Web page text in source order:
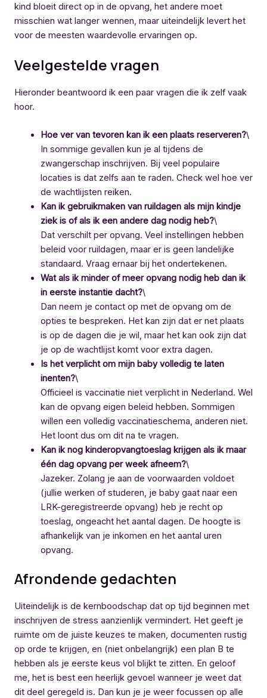
kind bloeit direct op in de opvang, het andere moet
misschien wat langer wennen, maar uiteindelijk levert het
voor de meesten waardevolle ervaringen op.
Veelgestelde vragen
Hieronder beantwoord ik een paar vragen die ik zelf vaak
hoor.
Hoe ver van tevoren kan ik een plaats reserveren?\
In sommige gevallen kun je al tijdens de
zwangerschap inschrijven. Bij veel populaire
locaties is dat zelfs aan te raden. Check wel hoe ver
de wachtlijsten reiken.
Kan ik gebruikmaken van ruildagen als mijn kindje
ziek is of als ik een andere dag nodig heb?\
Dat verschilt per opvang. Veel instellingen hebben
beleid voor ruildagen, maar er is geen landelijke
standaard. Vraag ernaar bij het ondertekenen.
Wat als ik minder of meer opvang nodig heb dan ik
in eerste instantie dacht?\
Dan neem je contact op met de opvang om de
opties te bespreken. Het kan zijn dat er net plaats
is op de dagen die je wil, maar het kan ook zijn dat
je op de wachtlijst komt voor extra dagen.
Is het verplicht om mijn baby volledig te laten
inenten?\
Officieel is vaccinatie niet verplicht in Nederland. Wel
kan de opvang eigen beleid hebben. Sommigen
willen een volledig vaccinatieschema, anderen niet.
Het loont dus om dit na te vragen.
Kan ik nog kinderopvangtoeslag krijgen als ik maar
één dag opvang per week afneem?\
Jazeker. Zolang je aan de voorwaarden voldoet
(jullie werken of studeren, je baby gaat naar een
LRK-geregistreerde opvang) heb je recht op
toeslag, ongeacht het aantal dagen. De hoogte is
afhankelijk van je inkomen en het aantal uren
opvang.
Afrondende gedachten
Uiteindelijk is de kernboodschap dat op tijd beginnen met
inschrijven de stress aanzienlijk vermindert. Het geeft je
ruimte om de juiste keuzes te maken, documenten rustig
op orde te krijgen, en (niet onbelangrijk) een plan B te
hebben als je eerste keus vol blijkt te zitten. En geloof
me, het is best een heerlijk gevoel wanneer je weet dat
dit deel geregeld is. Dan kun je je weer focussen op alle